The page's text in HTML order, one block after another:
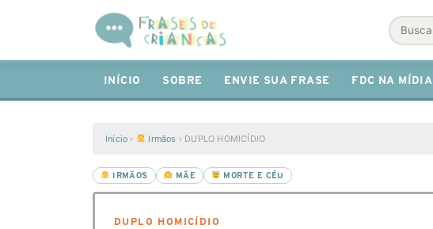
Buscar
INÍCIO SOBRE ENVIE SUA FRASE FDC NA MÍDIA
Início › Irmãos › DUPLO HOMICÍDIO
IRMÃOS MÃE MORTE E CÉU
DUPLO HOMICÍDIO